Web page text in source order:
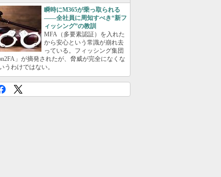
瞬時にM365が乗っ取られる
――全社員に周知すべき“新フ
ィッシング”の教訓
MFA（多要素認証）を入れた
から安心という常識が崩れ去
っている。フィッシング集団
」が摘発されたが、脅威が完全になくな
うわけではない。